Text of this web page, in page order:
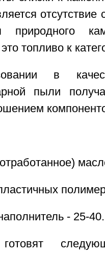
отсутствие
природного
топливо к
в
пыли
- 25-40.
готовят